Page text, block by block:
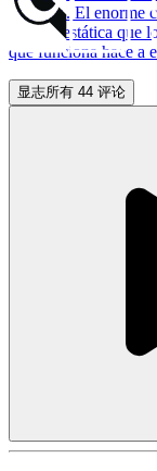
aspectos. El enorme
presión estática que
que funciona hace a
显志所有 44 评论